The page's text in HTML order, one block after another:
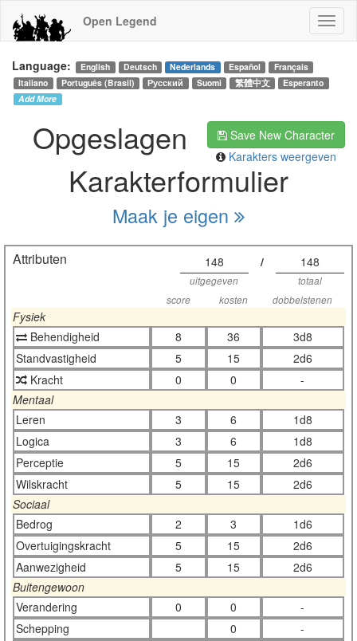
Open Legend
Language: English Deutsch Nederlands Español
Français
Italiano
Português (Brasil) Русский Suomi 繁體中文
Esperanto
Add More
Save New Character
Karakters weergeven
Opgeslagen
Karakterformulier
Maak je eigen
Attributen 148 / 148
uitgegeven
totaal
score
kosten dobbelstenen
Fysiek
Behendigheid
8 36
3d8
Standvastigheid
5 15
2d6
Kracht
0 0
-
Mentaal
Leren
3 6
1d8
Logica
3 6
1d8
Perceptie
5 15
2d6
Wilskracht
5 15
2d6
Sociaal
Bedrog
2 3
1d6
Overtuigingskracht
5 15
2d6
Aanwezigheid
5 15
2d6
Buitengewoon
Verandering
0 0
-
Schepping
0
-